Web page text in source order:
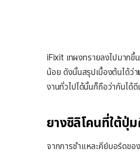
iFixit เทผงทรายลงไปมาก
น้อย ดังนั้นสรุปเบื้องต้นได้ว่า
งานทั่วไปได้นั้นก็ถือว่ากันได้
ยางซิลิโคนที่ใต้ปุ่
จากการชำแหละคีย์บอร์ดข